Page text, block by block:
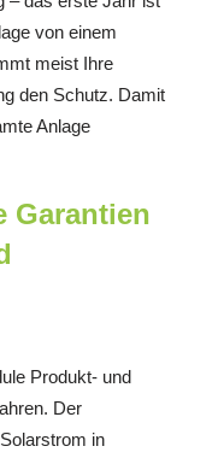
von einem
meist Ihre
den Schutz. Damit
Anlage
Garantien
Produkt- und
Der
in